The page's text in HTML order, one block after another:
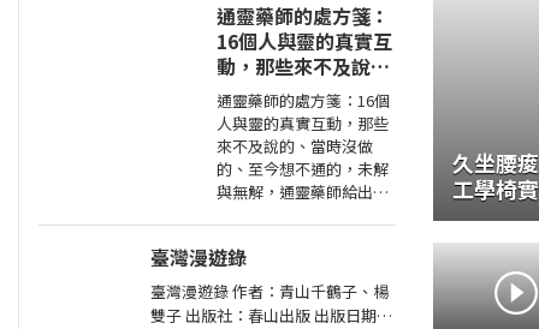
咬的船?.自助餐
通靈藥師的處方箋：
16個人與靈的真實互
動，那些來不及說
的、當時沒做的、至
今想不通的，未解與
無解，通靈藥師給出
處方
通靈藥師的處方箋：16個
人與靈的真實互動，那些
來不及說的、當時沒做
的、至今想不通的，未解
與無解，通靈藥師給出處
2026-01-27 00:00:00 ◎我
兒子很孝順，還
臺灣漫遊錄
臺灣漫遊錄 作者：青山千鶴子、楊
雙子 出版社：春山出版 出版日期：
久坐腰
工學椅
22檔調